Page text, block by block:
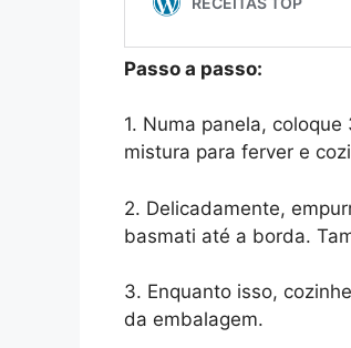
Passo a passo:
1. Numa panela,
mistura para ferver e
2. Delicadamente,
basmati até a borda.
3. Enquanto isso,
da embalagem.